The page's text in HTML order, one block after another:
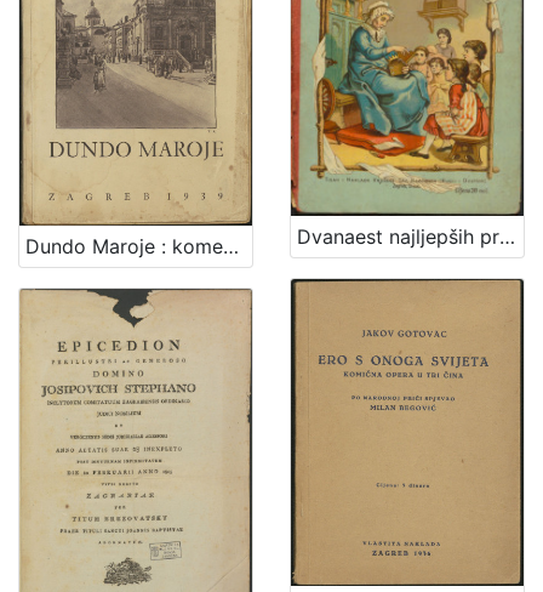
Dundo Maroje : komedija u tri čina / Marin Držić ; za pozornicu priredio Marko Fotez Dvanaest najljepših priča i narodnih pripovijedaka